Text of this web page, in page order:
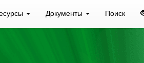
Документы Поиск